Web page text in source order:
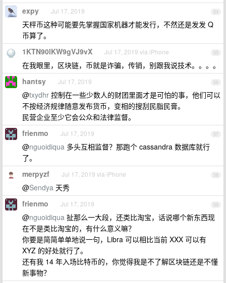
54
expy Jul 17, 2019
天枰币这种可能要先掌握国家机器才能发行，不然还是发发 Q
币算了。
55
1KTN90lKW9gVJ9vX Jul 17, 2019 via iPhone
在我眼里，区块链，币就是诈骗，传销，别跟我说技术。。。。
56
hantsy Jul 17, 2019
@txydhr 控制在一些少数人的财团里面才是可怕的事，他们可以
不按经济规律随意发布货币，变相的搜刮民脂民膏。
民营企业至少它会公众和法律监督。
57
frienmo Jul 17, 2019
@nguoidiqua 多头互相监督？那跑个 cassandra 数据库就行
了。
58
merpyzf Jul 17, 2019 via iPhone
@Sendya 天秀
59
frienmo Jul 17, 2019
@nguoidiqua 扯那么一大段，还类比淘宝，话说哪个新东西现
在不是类比淘宝的，有什么意义嘛？
你要是简简单单地说一句，Libra 可以相比当前 XXX 可以有
XYZ 的好处就行了。
还有我 14 年入场比特币的，你觉得我是不了解区块链还是不懂
新事物？